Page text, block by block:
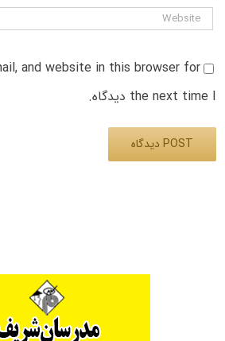
and website in this browser for
the next time I دیدگاه.